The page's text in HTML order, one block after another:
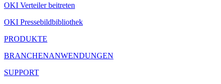
OKI Verteiler beitreten
OKI Pressebildbibliothek
PRODUKTE
BRANCHENANWENDUNGEN
SUPPORT